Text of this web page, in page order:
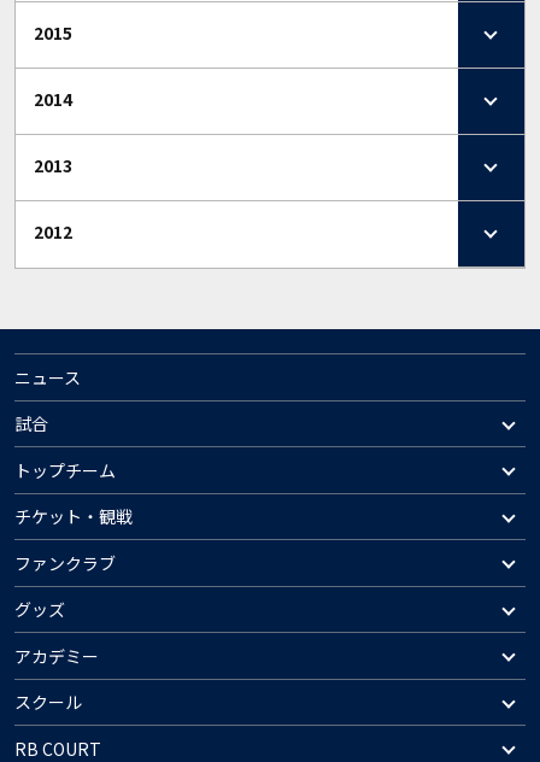
2015
2014
2013
2012
ニュース
試合
トップチーム
チケット・観戦
ファンクラブ
グッズ
アカデミー
スクール
RB COURT